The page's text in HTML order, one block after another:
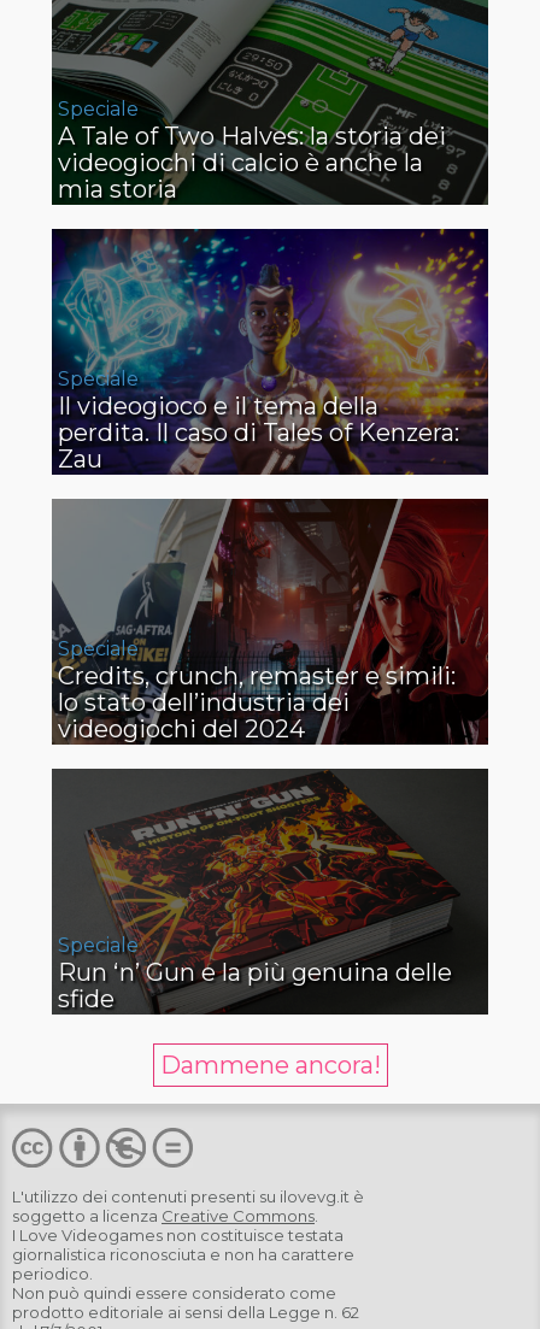
Speciale
A Tale of Two Halves: la storia dei
videogiochi di calcio è anche la
mia storia
Speciale
Il videogioco e il tema della
perdita. Il caso di Tales of Kenzera:
Zau
Speciale
Credits, crunch, remaster e simili:
lo stato dell’industria dei
videogiochi del 2024
Speciale
Run ‘n’ Gun e la più genuina delle
sfide
Dammene ancora!
L'utilizzo dei contenuti presenti su ilovevg.it è
soggetto a licenza Creative Commons.
I Love Videogames non costituisce testata
giornalistica riconosciuta e non ha carattere
periodico.
Non può quindi essere considerato come
prodotto editoriale ai sensi della Legge n. 62